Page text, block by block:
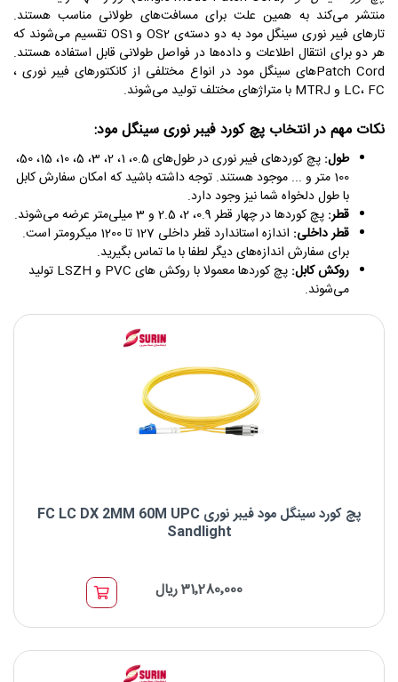
منتشر می‌کند به همین علت برای مسافت‌های طولانی‌ مناسب هستند.
تارهای فیبر نوری سینگل مود به دو دسته‌ی OS2 و OS1 تقسیم می‌شوند که
هر دو برای انتقال اطلاعات و داده‌ها در فواصل طولانی قابل استفاده هستند.
Patch Cordهای سینگل مود در انواع مختلفی از کانکتورهای فیبر نوری ،
LC، FC و MTRJ با متراژهای مختلف تولید می‌شوند.
نکات مهم در انتخاب پچ کورد فیبر نوری سینگل مود:
طول:
پچ کوردهای فیبر نوری در طول‌های 0.5، 1، 2، 3، 5، 10، 15، 50،
100 متر و ... موجود هستند. توجه داشته باشید که امکان سفارش کابل
با طول دلخواه شما نیز وجود دارد.
قطر: پچ کوردها در چهار قطر 0.9، 2، 2.5 و 3 میلی‌متر عرضه می‌شوند.
قطر داخلی:
اندازه استاندارد قطر داخلی 127 تا 1200 میکرومتر است.
برای سفارش اندازه‌های دیگر لطفا با ما تماس بگیرید.
روکش کابل:
پچ کوردها معمولا با روکش های PVC و LSZH تولید
می‌شوند.
پچ کورد سینگل مود فیبر نوری FC LC DX 2MM 60M UPC
Sandlight
برند : Sandlight
نوع فیبر: OS2 9/125μm
31٬280٬000 ریال